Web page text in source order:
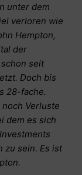
unter dem
verloren wie
Hempton,
der
seit
Doch bis
28-fache.
Verluste
dem es sich
zu sein. Es ist